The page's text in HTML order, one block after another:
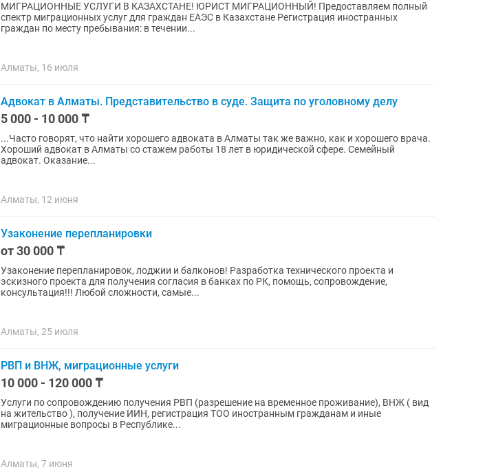
МИГРАЦИОННЫЕ УСЛУГИ В КАЗАХСТАНЕ! ЮРИСТ МИГРАЦИОННЫЙ! Предоставляем полный
спектр миграционных услуг для граждан ЕАЭС в Казахстане Регистрация иностранных
граждан по месту пребывания: в течении...
Алматы, 16 июля
Адвокат в Алматы. Представительство в суде. Защита по уголовному делу
5 000 - 10 000 ₸
...Часто говорят, что найти хорошего адвоката в Алматы так же важно, как и хорошего врача.
Хороший адвокат в Алматы со стажем работы 18 лет в юридической сфере. Семейный
адвокат. Оказание...
Алматы, 12 июня
Узаконение перепланировки
от 30 000 ₸
Узаконение перепланировок, лоджии и балконов! Разработка технического проекта и
эскизного проекта для получения согласия в банках по РК, помощь, сопровождение,
консультация!!! Любой сложности, самые...
Алматы, 25 июля
РВП и ВНЖ, миграционные услуги
10 000 - 120 000 ₸
Услуги по сопровождению получения РВП (разрешение на временное проживание), ВНЖ ( вид
на жительство ), получение ИИН, регистрация ТОО иностранным гражданам и иные
миграционные вопросы в Республике...
Алматы, 7 июня